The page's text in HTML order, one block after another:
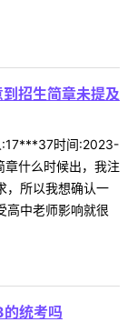
招生简章未提及
:17***37时间:2023-
什么时候出，我注
，所以我想确认一
高中老师影响就很
统考吗